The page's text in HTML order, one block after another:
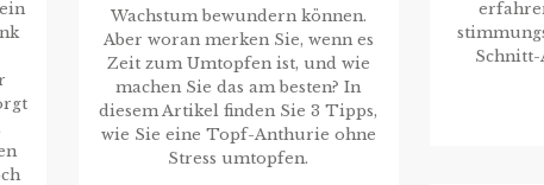
Wachstum bewundern können.
Aber woran merken Sie, wenn es
Zeit zum Umtopfen ist, und wie
machen Sie das am besten? In
diesem Artikel finden Sie 3 Tipps,
wie Sie eine Topf-Anthurie ohne
Stress umtopfen.